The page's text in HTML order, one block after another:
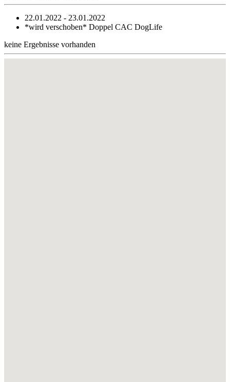
22.01.2022 - 23.01.2022
*wird verschoben* Doppel CAC DogLife
keine Ergebnisse vorhanden